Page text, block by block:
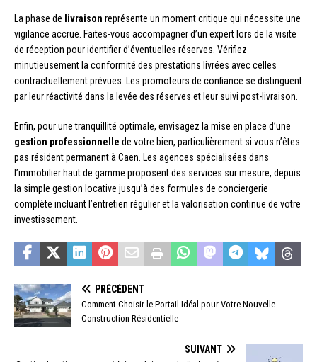
La phase de livraison représente un moment critique qui nécessite une
vigilance accrue. Faites-vous accompagner d’un expert lors de la visite
de réception pour identifier d’éventuelles réserves. Vérifiez
minutieusement la conformité des prestations livrées avec celles
contractuellement prévues. Les promoteurs de confiance se distinguent
par leur réactivité dans la levée des réserves et leur suivi post-livraison.
Enfin, pour une tranquillité optimale, envisagez la mise en place d’une
gestion professionnelle de votre bien, particulièrement si vous n’êtes
pas résident permanent à Caen. Les agences spécialisées dans
l’immobilier haut de gamme proposent des services sur mesure, depuis
la simple gestion locative jusqu’à des formules de conciergerie
complète incluant l’entretien régulier et la valorisation continue de votre
investissement.
PRÉCÉDENT
Comment Choisir le Portail Idéal pour Votre Nouvelle
Construction Résidentielle
SUIVANT